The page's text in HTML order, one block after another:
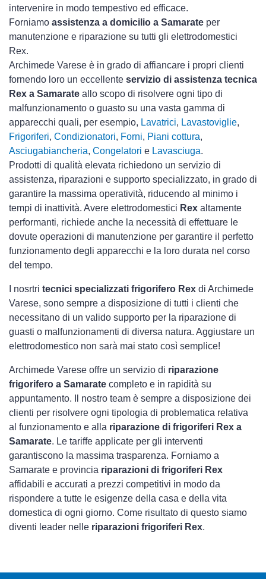
intervenire in modo tempestivo ed efficace.
Forniamo assistenza a domicilio a Samarate per
manutenzione e riparazione su tutti gli elettrodomestici
Rex.
Archimede Varese è in grado di affiancare i propri clienti
fornendo loro un eccellente servizio di assistenza tecnica
Rex a Samarate allo scopo di risolvere ogni tipo di
malfunzionamento o guasto su una vasta gamma di
apparecchi quali, per esempio, Lavatrici, Lavastoviglie,
Frigoriferi, Condizionatori, Forni, Piani cottura,
Asciugabiancheria, Congelatori e Lavasciuga.
Prodotti di qualità elevata richiedono un servizio di
assistenza, riparazioni e supporto specializzato, in grado di
garantire la massima operatività, riducendo al minimo i
tempi di inattività. Avere elettrodomestici Rex altamente
performanti, richiede anche la necessità di effettuare le
dovute operazioni di manutenzione per garantire il perfetto
funzionamento degli apparecchi e la loro durata nel corso
del tempo.
I nosrtri tecnici specializzati frigorifero Rex di Archimede
Varese, sono sempre a disposizione di tutti i clienti che
necessitano di un valido supporto per la riparazione di
guasti o malfunzionamenti di diversa natura. Aggiustare un
elettrodomestico non sarà mai stato così semplice!
Archimede Varese offre un servizio di riparazione
frigorifero a Samarate completo e in rapidità su
appuntamento. Il nostro team è sempre a disposizione dei
clienti per risolvere ogni tipologia di problematica relativa
al funzionamento e alla riparazione di frigoriferi Rex a
Samarate. Le tariffe applicate per gli interventi
garantiscono la massima trasparenza. Forniamo a
Samarate e provincia riparazioni di frigoriferi Rex
affidabili e accurati a prezzi competitivi in modo da
rispondere a tutte le esigenze della casa e della vita
domestica di ogni giorno. Come risultato di questo siamo
diventi leader nelle riparazioni frigoriferi Rex.